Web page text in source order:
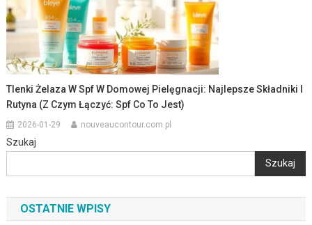
Tlenki Żelaza W Spf W Domowej Pielęgnacji: Najlepsze Składniki I
Rutyna (z Czym Łączyć: Spf Co To Jest)
2026-01-29 nouveaucontour.com.pl
Szukaj
Szukaj
OSTATNIE WPISY